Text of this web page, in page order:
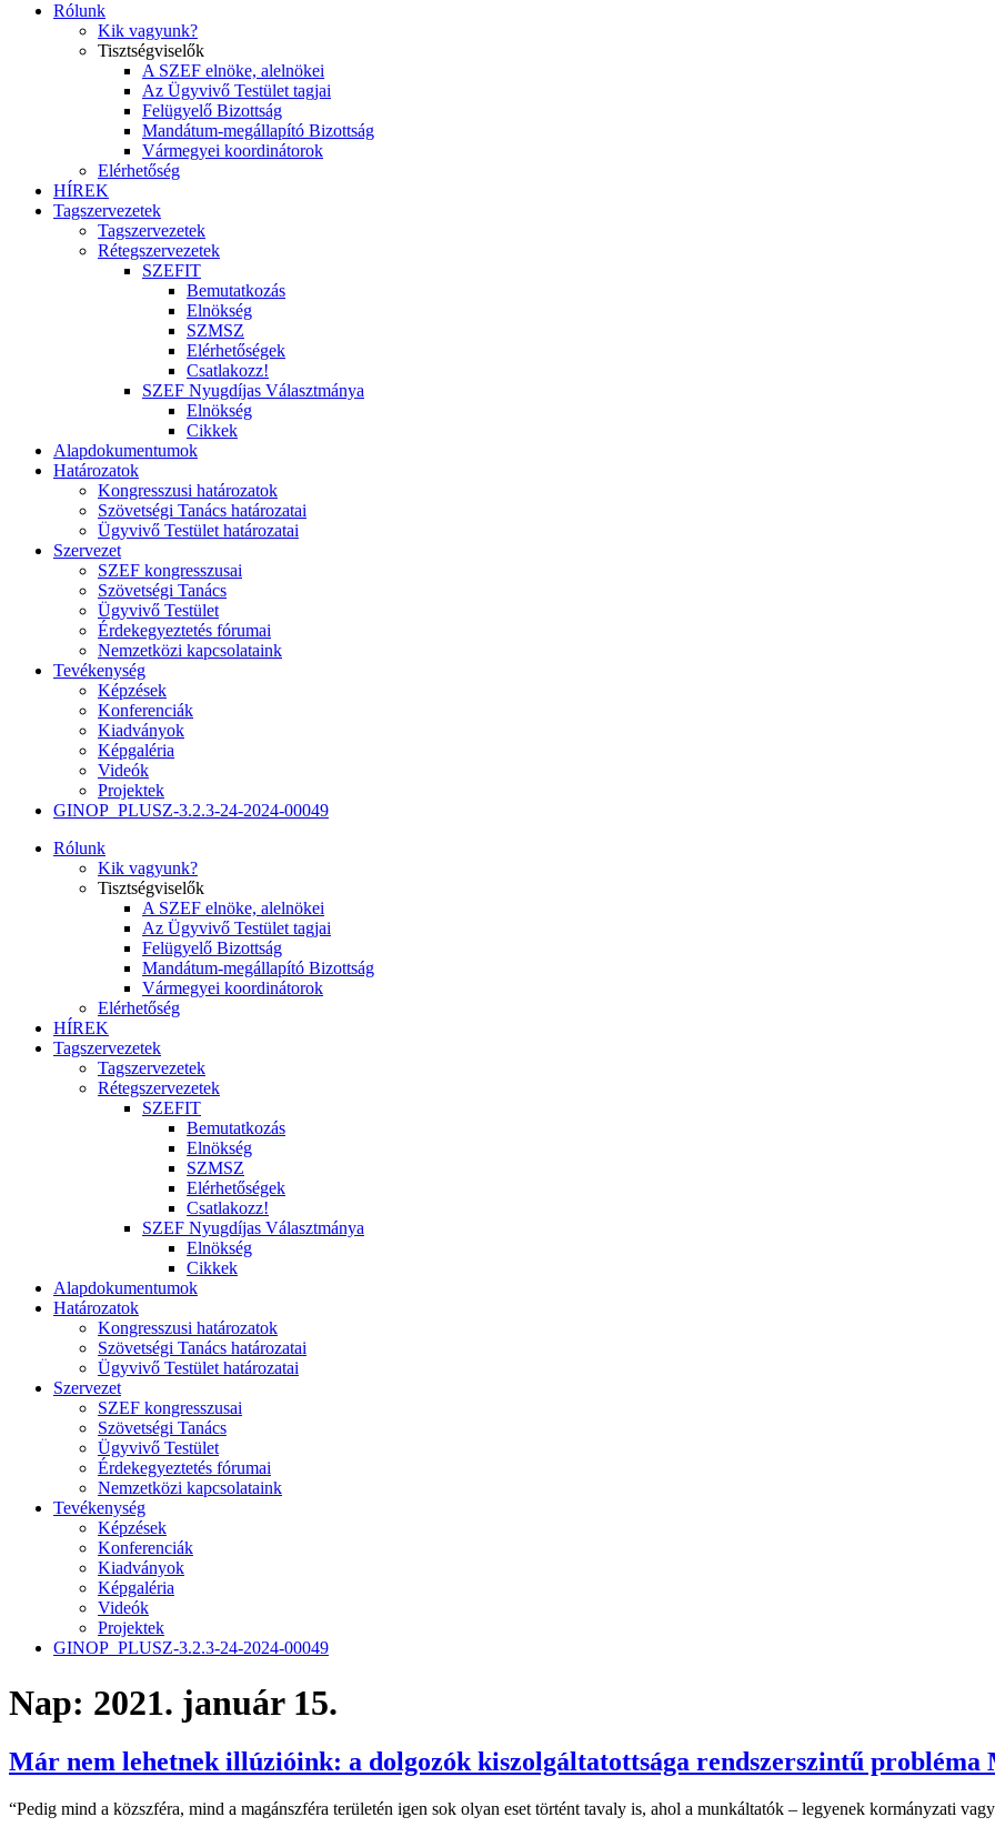
Rólunk
Kik vagyunk?
Tisztségviselők
A SZEF elnöke, alelnökei
Az Ügyvivő Testület tagjai
Felügyelő Bizottság
Mandátum-megállapító Bizottság
Vármegyei koordinátorok
Elérhetőség
HÍREK
Tagszervezetek
Tagszervezetek
Rétegszervezetek
SZEFIT
Bemutatkozás
Elnökség
SZMSZ
Elérhetőségek
Csatlakozz!
SZEF Nyugdíjas Választmánya
Elnökség
Cikkek
Alapdokumentumok
Határozatok
Kongresszusi határozatok
Szövetségi Tanács határozatai
Ügyvivő Testület határozatai
Szervezet
SZEF kongresszusai
Szövetségi Tanács
Ügyvivő Testület
Érdekegyeztetés fórumai
Nemzetközi kapcsolataink
Tevékenység
Képzések
Konferenciák
Kiadványok
Képgaléria
Videók
Projektek
GINOP_PLUSZ-3.2.3-24-2024-00049
Rólunk
Kik vagyunk?
Tisztségviselők
A SZEF elnöke, alelnökei
Az Ügyvivő Testület tagjai
Felügyelő Bizottság
Mandátum-megállapító Bizottság
Vármegyei koordinátorok
Elérhetőség
HÍREK
Tagszervezetek
Tagszervezetek
Rétegszervezetek
SZEFIT
Bemutatkozás
Elnökség
SZMSZ
Elérhetőségek
Csatlakozz!
SZEF Nyugdíjas Választmánya
Elnökség
Cikkek
Alapdokumentumok
Határozatok
Kongresszusi határozatok
Szövetségi Tanács határozatai
Ügyvivő Testület határozatai
Szervezet
SZEF kongresszusai
Szövetségi Tanács
Ügyvivő Testület
Érdekegyeztetés fórumai
Nemzetközi kapcsolataink
Tevékenység
Képzések
Konferenciák
Kiadványok
Képgaléria
Videók
Projektek
GINOP_PLUSZ-3.2.3-24-2024-00049
Nap: 2021. január 15.
Már nem lehetnek illúzióink: a dolgozók kiszolgáltatottsága rendszerszintű probléma
“Pedig mind a közszféra, mind a magánszféra területén igen sok olyan eset történt tavaly is, ahol a munkáltatók – legyenek kormányzati